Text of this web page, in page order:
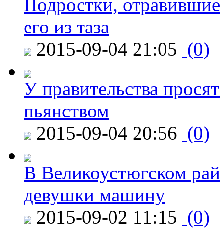
Подростки,
его из таза
2015-09-04 21:05 (0)
У правительства
пьянством
2015-09-04 20:56 (0)
В Великоустюгском
девушки машину
2015-09-02 11:15 (0)